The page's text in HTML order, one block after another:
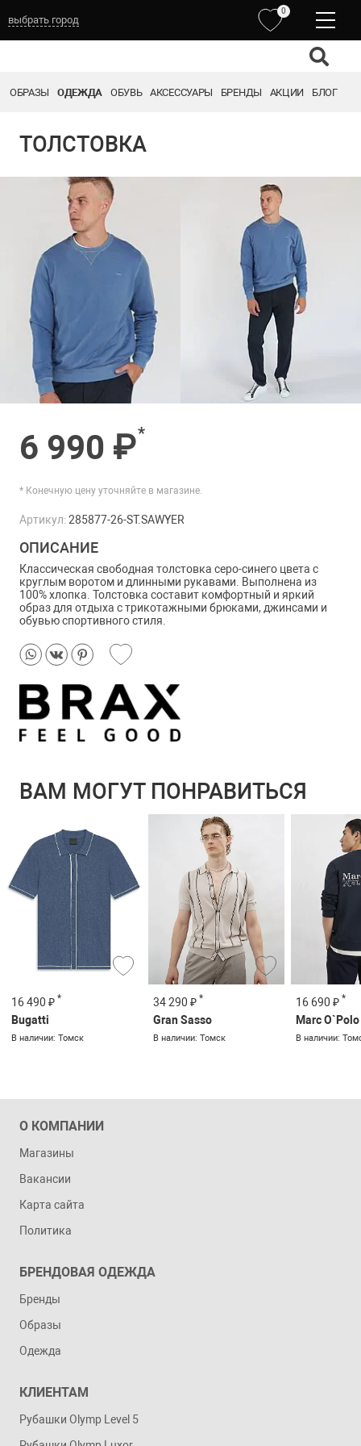
выбрать город
0
ОБРАЗЫ ОДЕЖДА ОБУВЬ АКСЕССУАРЫ БРЕНДЫ АКЦИИ БЛОГ
ТОЛСТОВКА
6 990 ₽*
* Конечную цену уточняйте в магазине.
Артикул:285877-26-ST.SAWYER
ОПИСАНИЕ
Классическая свободная толстовка серо-синего цвета с
круглым воротом и длинными рукавами. Выполнена из
100% хлопка. Толстовка составит комфортный и яркий
образ для отдыха с трикотажными брюками, джинсами и
обувью спортивного стиля.
ВАМ МОГУТ ПОНРАВИТЬСЯ
16 490 ₽ *
Bugatti
В наличии: Томск
34 290 ₽ *
Gran Sasso
В наличии: Томск
16 690 ₽ *
Marc O`Polo
В наличии:
О КОМПАНИИ
Магазины
Вакансии
Карта сайта
Политика
БРЕНДОВАЯ ОДЕЖДА
Бренды
Образы
Одежда
КЛИЕНТАМ
Рубашки Olymp Level 5